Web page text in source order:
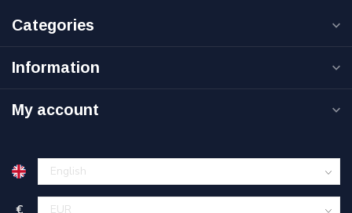
Categories
Information
My account